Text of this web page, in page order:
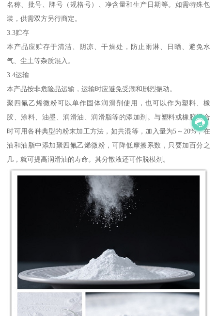
名称、批号、牌号（规格号）、净含量和生产日期等。如需特殊包
装，供需双方另行商定。
3.3贮存
本产品应贮存于清洁、阴凉、干燥处，防止雨淋、日晒、避免水
气、尘土等杂质混入。
3.4运输
本产品按非危险品运输，运输时应避免受潮和剧烈振动。
聚四氟乙烯微粉可以单作固体润滑剂使用，也可以作为塑料、橡
胶、涂料、油墨、润滑油、润滑脂等的添加剂。与塑料或橡胶混合
时可用各种典型的粉末加工方法，如共混等，加入量为5～20%，在
油和油脂中添加聚四氟乙烯微粉，可降低摩擦系数，只要加百分之
几，就可提高润滑油的寿命。其分散液还可作脱模剂。